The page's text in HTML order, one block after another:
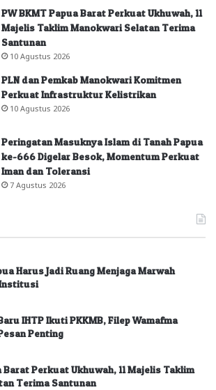
PW BKMT Papua Barat Perkuat Ukhuwah, 11
Majelis Taklim Manokwari Selatan Terima
Santunan
10 Agustus 2026
PLN dan Pemkab Manokwari Komitmen
Perkuat Infrastruktur Kelistrikan
10 Agustus 2026
Peringatan Masuknya Islam di Tanah Papua
ke-666 Digelar Besok, Momentum Perkuat
Iman dan Toleransi
7 Agustus 2026
Harus Jadi Ruang Menjaga Marwah
IHTP Ikuti PKKMB, Filep Wamafma
Penting
Barat Perkuat Ukhuwah, 11 Majelis Taklim
Terima Santunan